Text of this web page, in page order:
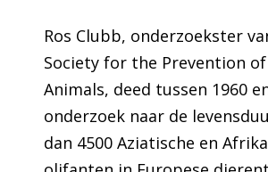
Ros Clubb, onderzoekster
Society for the Prevention
Animals, deed tussen 1960
onderzoek naar de
dan 4500 Aziatische en